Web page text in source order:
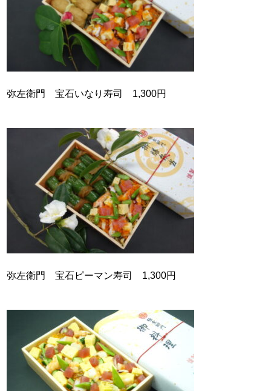
弥左衛門 宝石いなり寿司 1,300円
弥左衛門 宝石ピーマン寿司 1,300円